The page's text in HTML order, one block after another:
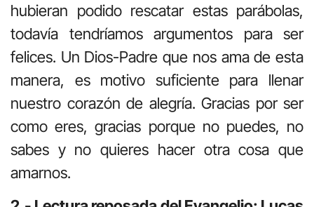
hubieran podido rescatar estas parábolas,
todavía tendríamos argumentos para ser
felices. Un Dios-Padre que nos ama de esta
manera, es motivo suficiente para llenar
nuestro corazón de alegría. Gracias por ser
como eres, gracias porque no puedes, no
sabes y no quieres hacer otra cosa que
amarnos.